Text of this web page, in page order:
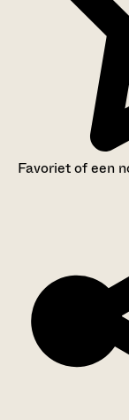
Favoriet of een